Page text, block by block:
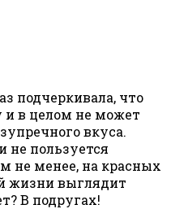
подчеркивала, что
и в целом не может
вкуса.
не пользуется
не менее, на красных
жизни выглядит
В подругах!